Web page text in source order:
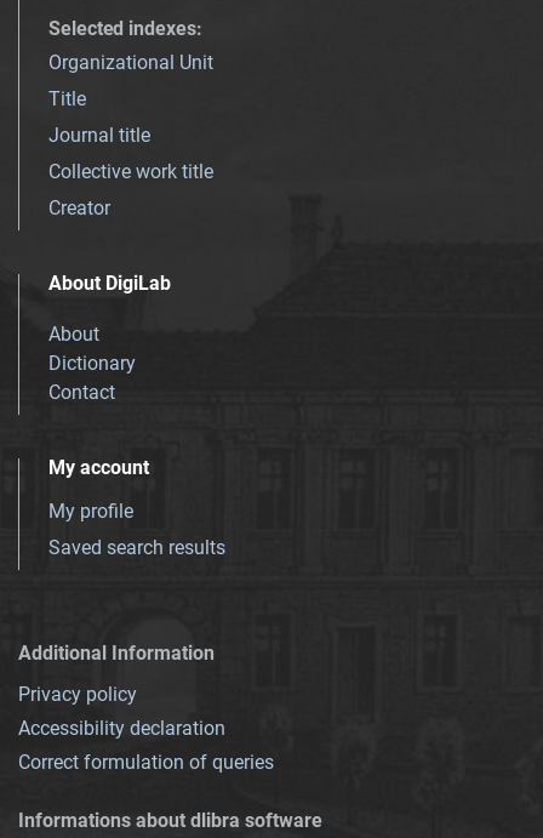
Selected indexes:
Organizational Unit
Title
Journal title
Collective work title
Creator
About DigiLab
About
Dictionary
Contact
My account
My profile
Saved search results
Additional Information
Privacy policy
Accessibility declaration
Correct formulation of queries
Informations about dlibra software